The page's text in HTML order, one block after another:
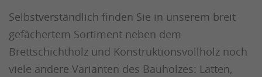
Selbstverständlich finden Sie in unserem breit
gefächertem Sortiment neben dem
Brettschichtholz und Konstruktionsvollholz noch
viele andere Varianten des Bauholzes: Latten,